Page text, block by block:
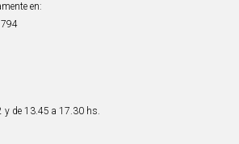
en:
y de 13.45 a 17.30 hs.